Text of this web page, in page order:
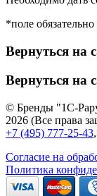
*поле
Вернуться на
Вернуться на
© Бренды "1С-
2026 (Все права
+7 (495) 777-25-43,
Согласие на
Политика